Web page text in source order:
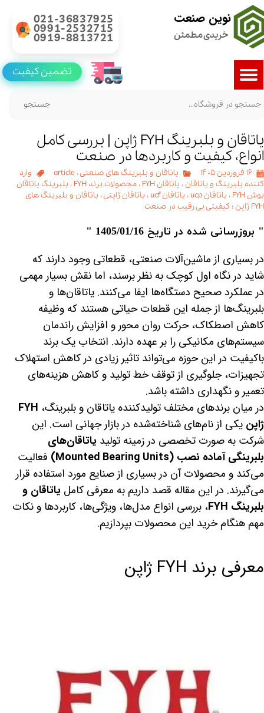
نوین صنعت
خریدی مطمئن
021-36837925
0991-2532715
0919-8813721
جستجو
تضمین کیفیت
یاتاقان و بلبرینگ FYH ژاپن | بررسی کامل
انواع، کیفیت و کاربردها در صنعت
۱۶ فروردین ۱۴۰۵ یاتاقان و بلبرینگ های صنعتی،article
وارد
کننده بلبرینگ و یاتاقان ، یاتاقان FYH ،محصولات برند FYH ، بلبرینگ یاتاقان
بوش FYH
، یاتاقان ucp ، یاتاقان ucf ، یاتاقان ژاپنی، یاتاقان و بلبرینگ های
FYH ژاپن : کیفیتی بی رقیب در صنعت
" بروزرسانی شده در تاریخ 1405/01/16 "
در بسیاری از ماشین‌آلات صنعتی، قطعاتی وجود دارند که
شاید در نگاه اول کوچک به نظر برسند، اما نقش بسیار مهمی
در عملکرد صحیح دستگاه‌ها ایفا می‌کنند. یاتاقان‌ها و
بلبرینگ‌ها از جمله این قطعات حیاتی هستند که وظیفه
کاهش اصطکاک، حرکت روان محور و افزایش راندمان
سیستم‌های مکانیکی را بر عهده دارند. انتخاب یک برند
باکیفیت در این حوزه می‌تواند تاثیر زیادی در کاهش استهلاک
تجهیزات، جلوگیری از توقف خط تولید و کاهش هزینه‌های
تعمیر و نگهداری داشته باشد.
در میان برندهای مختلف تولیدکننده یاتاقان و بلبرینگ، FYH
ژاپن یکی از نام‌های شناخته‌شده در بازار جهانی است. این
شرکت به صورت تخصصی در زمینه تولید یاتاقان‌های
بلبرینگی آماده نصب (Mounted Bearing Units)
فعالیت
می‌کند و محصولات آن در بسیاری از صنایع مورد استفاده قرار
می‌گیرند. در این مقاله قصد داریم به معرفی کامل یاتاقان و
بلبرینگ FYH
، بررسی انواع مدل‌ها، ویژگی‌ها، کاربردها و نکات
مهم هنگام خرید این محصولات بپردازیم.
معرفی برند FYH ژاپن